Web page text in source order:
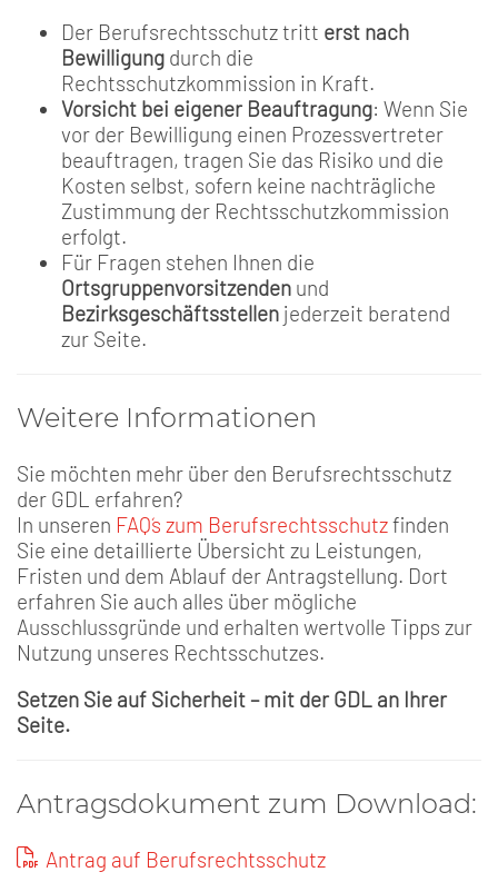
Der Berufsrechtsschutz tritt erst nach
Bewilligung durch die
Rechtsschutzkommission in Kraft.
Vorsicht bei eigener Beauftragung: Wenn Sie
vor der Bewilligung einen Prozessvertreter
beauftragen, tragen Sie das Risiko und die
Kosten selbst, sofern keine nachträgliche
Zustimmung der Rechtsschutzkommission
erfolgt.
Für Fragen stehen Ihnen die
Ortsgruppenvorsitzenden und
Bezirksgeschäftsstellen jederzeit beratend
zur Seite.
Weitere Informationen
Sie möchten mehr über den Berufsrechtsschutz
der GDL erfahren?
In unseren FAQ´s zum Berufsrechtsschutzfinden
Sie eine detaillierte Übersicht zu Leistungen,
Fristen und dem Ablauf der Antragstellung. Dort
erfahren Sie auch alles über mögliche
Ausschlussgründe und erhalten wertvolle Tipps zur
Nutzung unseres Rechtsschutzes.
Setzen Sie auf Sicherheit – mit der GDL an Ihrer
Seite.
Antragsdokument zum Download:
Antrag auf Berufsrechtsschutz